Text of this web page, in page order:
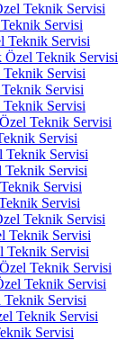
Teknik Servisi
Servisi
Teknik Servisi
Özel Teknik Servisi
Teknik Servisi
Servisi
Servisi
Teknik Servisi
Servisi
Teknik Servisi
Teknik Servisi
Servisi
Servisi
Teknik Servisi
Teknik Servisi
Teknik Servisi
Teknik Servisi
Teknik Servisi
Servisi
Teknik Servisi
Servisi